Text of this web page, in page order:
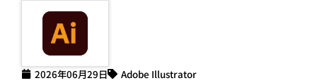
2026年06月29日
Adobe Illustrator